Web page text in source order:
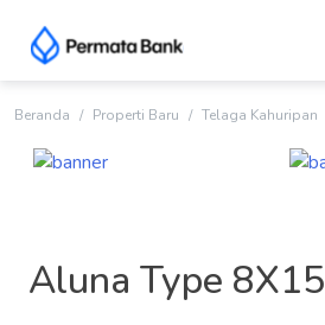
content
Beranda Properti Baru Telaga Kahuripan
Aluna Type 8X15